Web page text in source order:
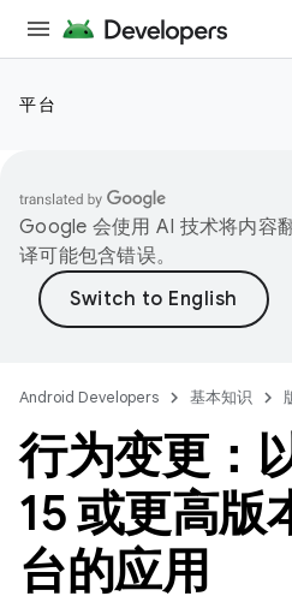
平台
Google 会使用 AI 技术将内容
译可能包含错误。
Android Developers 基本知识
行为变更：
15 或更高版
台的应用